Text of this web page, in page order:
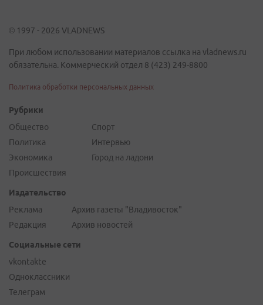
© 1997 - 2026 VLADNEWS
При любом использовании материалов ссылка на vladnews.ru
обязательна. Коммерческий отдел 8 (423) 249-8800
Политика обработки персональных данных
Рубрики
Общество
Политика
Экономика
Происшествия
Спорт
Интервью
Город на ладони
Издательство
Реклама
Редакция
Архив газеты "Владивосток"
Архив новостей
Социальные сети
vkontakte
Одноклассники
Телеграм